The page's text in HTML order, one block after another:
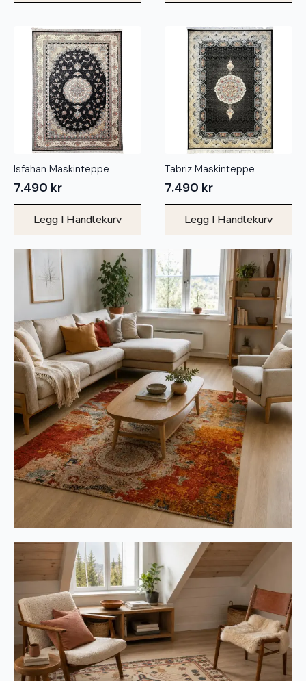
Isfahan Maskinteppe
7.490 kr
Legg I Handlekurv
Tabriz Maskinteppe
7.490 kr
Legg I Handlekurv